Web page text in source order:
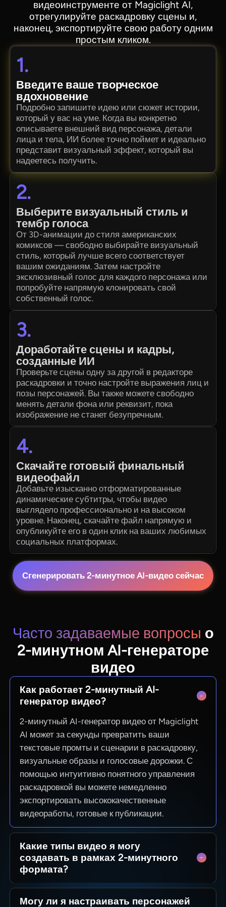
видеоинструменте от Magiclight AI,
отрегулируйте раскадровку сцены и,
наконец, экспортируйте свою работу одним
простым кликом.
1.
Введите ваше творческое
вдохновение
Подробно запишите идею или сюжет истории,
который у вас на уме. Когда вы конкретно
описываете внешний вид персонажа, детали
лица и тела, ИИ более точно поймет и идеально
представит визуальный эффект, который вы
надеетесь получить.
2.
Выберите визуальный стиль и
тембр голоса
От 3D-анимации до стиля американских
комиксов — свободно выбирайте визуальный
стиль, который лучше всего соответствует
вашим ожиданиям. Затем настройте
эксклюзивный голос для каждого персонажа или
попробуйте напрямую клонировать свой
собственный голос.
3.
Доработайте сцены и кадры,
созданные ИИ
Проверьте сцены одну за другой в редакторе
раскадровки и точно настройте выражения лиц и
позы персонажей. Вы также можете свободно
менять детали фона или реквизит, пока
изображение не станет безупречным.
4.
Скачайте готовый финальный
видеофайл
Добавьте изысканно отформатированные
динамические субтитры, чтобы видео
выглядело профессионально и на высоком
уровне. Наконец, скачайте файл напрямую и
опубликуйте его в один клик на ваших любимых
социальных платформах.
Сгенерировать 2-минутное AI-видео сейчас
Часто задаваемые вопросы о
2-минутном AI-генераторе
видео
Как работает 2-минутный AI-
генератор видео?
2-минутный AI-генератор видео от Magiclight
AI может за секунды превратить ваши
текстовые промты и сценарии в раскадровку,
визуальные образы и голосовые дорожки. С
помощью интуитивно понятного управления
раскадровкой вы можете немедленно
экспортировать высококачественные
видеоработы, готовые к публикации.
Какие типы видео я могу
создавать в рамках 2-минутного
формата?
С Magiclight AI вы можете легко создавать
объясняющие видеоролики, обзоры продуктов
Могу ли я настраивать персонажей